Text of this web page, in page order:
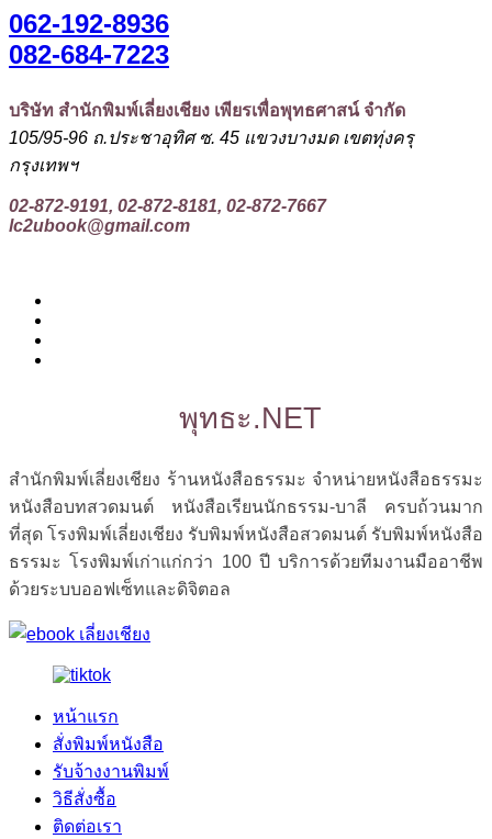
062-192-8936
082-684-7223
บริษัท สำนักพิมพ์เลี่ยงเชียง เพียรเพื่อพุทธศาสน์ จำกัด
105/95-96 ถ.ประชาอุทิศ ซ. 45 แขวงบางมด เขตทุ่งครุ
กรุงเทพฯ
02-872-9191, 02-872-8181, 02-872-7667
lc2ubook@gmail.com
พุทธะ.NET
สำนักพิมพ์เลี่ยงเชียง ร้านหนังสือธรรมะ จำหน่ายหนังสือธรรมะ
หนังสือบทสวดมนต์ หนังสือเรียนนักธรรม-บาลี ครบถ้วนมาก
ที่สุด โรงพิมพ์เลี่ยงเชียง รับพิมพ์หนังสือสวดมนต์ รับพิมพ์หนังสือ
ธรรมะ โรงพิมพ์เก่าแก่กว่า 100 ปี บริการด้วยทีมงานมืออาชีพ
ด้วยระบบออฟเซ็ทและดิจิตอล
หน้าแรก
สั่งพิมพ์หนังสือ
รับจ้างงานพิมพ์
วิธีสั่งซื้อ
ติดต่อเรา